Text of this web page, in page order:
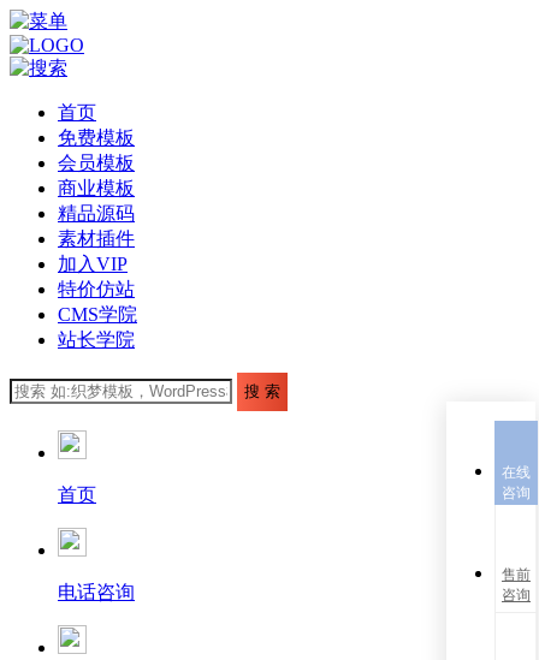
首页
免费模板
会员模板
商业模板
精品源码
素材插件
加入VIP
特价仿站
CMS学院
站长学院
首页
电话咨询
在线
咨询
售前
咨询